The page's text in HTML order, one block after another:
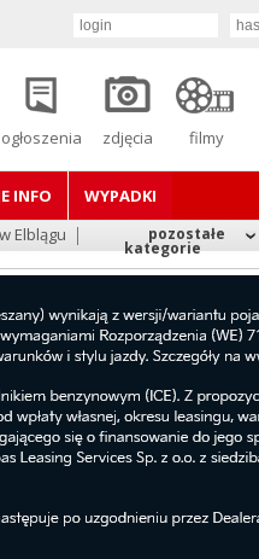
ogłoszenia zdjęcia filmy
INFO
WYPADKI
Elblągu pozostałe
kategorie